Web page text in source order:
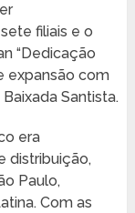
filiais e o
“Dedicação
expansão com
Santista.
era
distribuição,
Paulo,
Com as